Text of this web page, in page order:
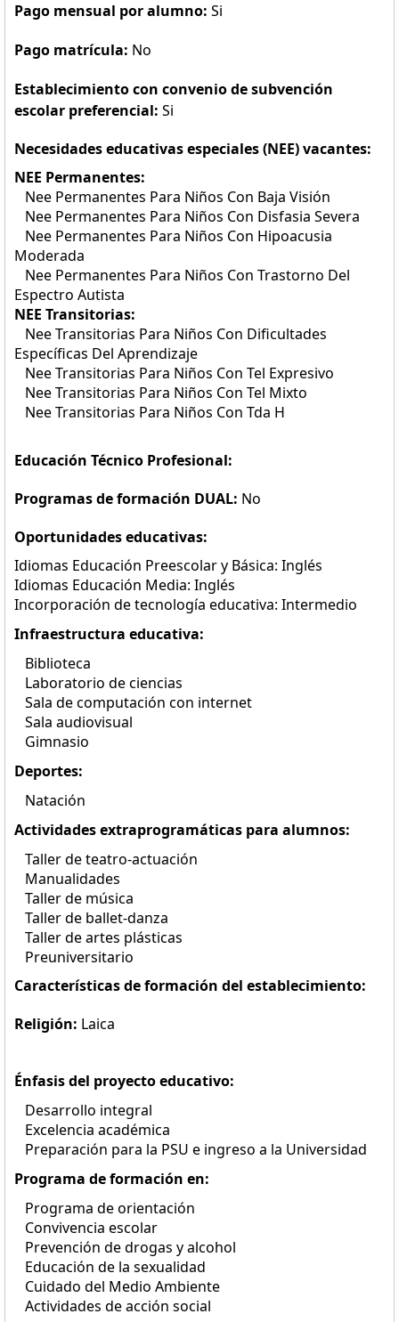
Pago mensual por alumno: Si
Pago matrícula: No
Establecimiento con convenio de subvención
escolar preferencial: Si
Necesidades educativas especiales (NEE) vacantes:
NEE Permanentes:
Nee Permanentes Para Niños Con Baja Visión
Nee Permanentes Para Niños Con Disfasia Severa
Nee Permanentes Para Niños Con Hipoacusia
Moderada
Nee Permanentes Para Niños Con Trastorno Del
Espectro Autista
NEE Transitorias:
Nee Transitorias Para Niños Con Dificultades
Específicas Del Aprendizaje
Nee Transitorias Para Niños Con Tel Expresivo
Nee Transitorias Para Niños Con Tel Mixto
Nee Transitorias Para Niños Con Tda H
Educación Técnico Profesional:
Programas de formación DUAL: No
Oportunidades educativas:
Idiomas Educación Preescolar y Básica: Inglés
Idiomas Educación Media: Inglés
Incorporación de tecnología educativa: Intermedio
Infraestructura educativa:
Biblioteca
Laboratorio de ciencias
Sala de computación con internet
Sala audiovisual
Gimnasio
Deportes:
Natación
Actividades extraprogramáticas para alumnos:
Taller de teatro-actuación
Manualidades
Taller de música
Taller de ballet-danza
Taller de artes plásticas
Preuniversitario
Características de formación del establecimiento:
Religión: Laica
Énfasis del proyecto educativo:
Desarrollo integral
Excelencia académica
Preparación para la PSU e ingreso a la Universidad
Programa de formación en:
Programa de orientación
Convivencia escolar
Prevención de drogas y alcohol
Educación de la sexualidad
Cuidado del Medio Ambiente
Actividades de acción social